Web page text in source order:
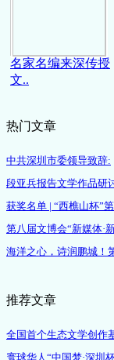
名家名编来深传授
文..
热门文章
中共深圳市委领导致辞:
段亚兵报告文学作品研
获奖名单 | “西樵山杯”
第八届文博会“新媒体·
海洋之心，诗润鹏城！​
推荐文章
全国首个生态文学创作
寰球华人“中国梦·深圳